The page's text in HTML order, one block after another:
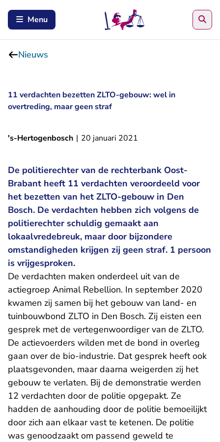
Menu
Nieuws
11 verdachten bezetten ZLTO-gebouw: wel in
overtreding, maar geen straf
's-Hertogenbosch | 20 januari 2021
De politierechter van de rechterbank Oost-
Brabant heeft 11 verdachten veroordeeld voor
het bezetten van het ZLTO-gebouw in Den
Bosch. De verdachten hebben zich volgens de
politierechter schuldig gemaakt aan
lokaalvredebreuk, maar door bijzondere
omstandigheden krijgen zij geen straf. 1 persoon
is vrijgesproken.
De verdachten maken onderdeel uit van de
actiegroep Animal Rebellion. In september 2020
kwamen zij samen bij het gebouw van land- en
tuinbouwbond ZLTO in Den Bosch. Zij eisten een
gesprek met de vertegenwoordiger van de ZLTO.
De actievoerders wilden met de bond in overleg
gaan over de bio-industrie. Dat gesprek heeft ook
plaatsgevonden, maar daarna weigerden zij het
gebouw te verlaten. Bij de demonstratie werden
12 verdachten door de politie opgepakt. Ze
hadden de aanhouding door de politie bemoeilijkt
door zich aan elkaar vast te ketenen. De politie
was genoodzaakt om passend geweld te